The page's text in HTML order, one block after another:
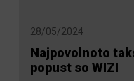
28/05/2024
Najpovolnoto
popust so WIZI